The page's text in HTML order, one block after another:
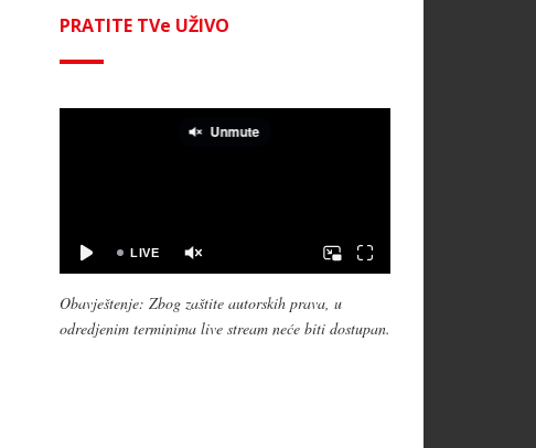
PRATITE TVe UŽIVO
Obavještenje: Zbog zaštite autorskih prava, u
odredjenim terminima live stream neće biti dostupan.